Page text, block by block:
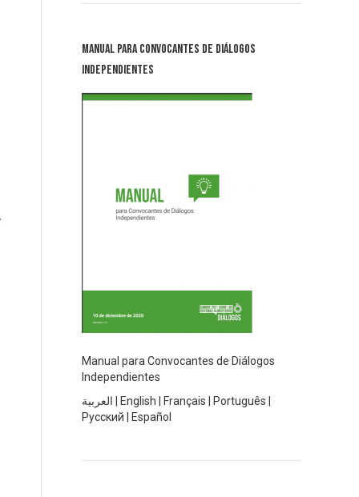
Manual para Convocantes de Diálogos
Independientes
Manual para Convocantes de Diálogos
Independientes
العربية
English Français Português
Русский
Español